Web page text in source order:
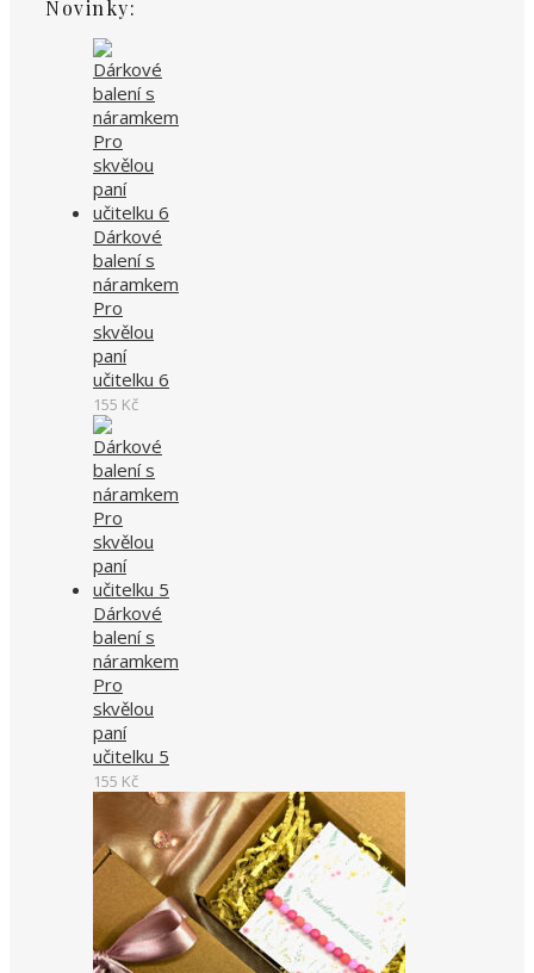
Novinky:
Dárkové
balení s
náramkem
Pro
skvělou
paní
učitelku 6
155 Kč
Dárkové
balení s
náramkem
Pro
skvělou
paní
učitelku 5
155 Kč